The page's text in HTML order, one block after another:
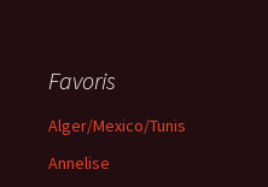
Favoris
Alger/Mexico/Tunis
Annelise